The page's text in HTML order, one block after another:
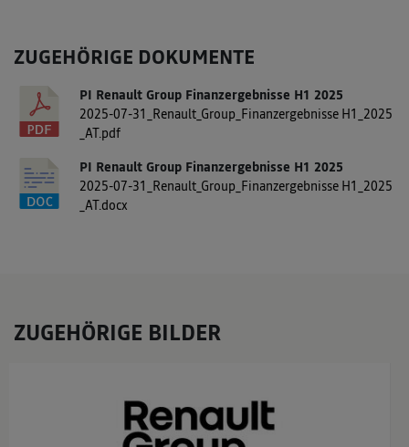
ZUGEHÖRIGE DOKUMENTE
PI Renault Group Finanzergebnisse H1 2025
2025-07-31_Renault_Group_Finanzergebnisse H1_2025
_AT.pdf
PI Renault Group Finanzergebnisse H1 2025
2025-07-31_Renault_Group_Finanzergebnisse H1_2025
_AT.docx
ZUGEHÖRIGE BILDER